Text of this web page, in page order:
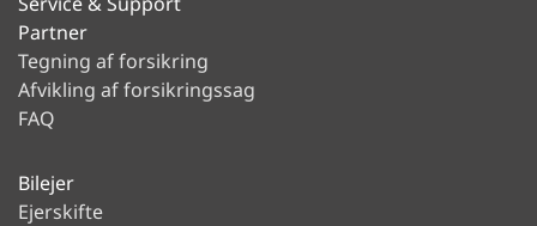
Partner
Tegning af forsikring
Afvikling af forsikringssag
FAQ
Bilejer
Ejerskifte